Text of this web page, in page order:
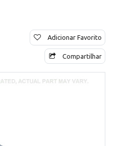
Adicionar Favorito
Compartilhar